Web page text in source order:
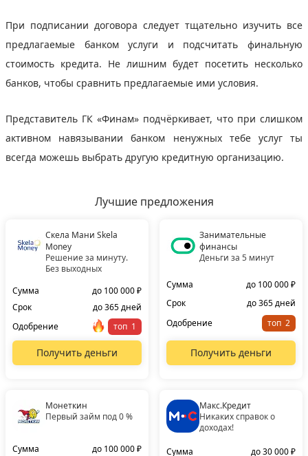
При подписании договора следует тщательно изучить все
предлагаемые банком услуги и подсчитать финальную
стоимость кредита. Не лишним будет посетить несколько
банков, чтобы сравнить предлагаемые ими условия.
Представитель ГК «Финам» подчёркивает, что при слишком
активном навязывании банком ненужных тебе услуг ты
всегда можешь выбрать другую кредитную организацию.
Лучшие предложения
Скела Мани Skela
Money
Решение за минуту.
Без выходных
Сумма
до 100 000 ₽
Срок
до 365 дней
Одобрение
топ
Получить деньги
Занимательные
финансы
Деньги за 5 минут
Сумма
до 100 000 ₽
Срок
до 365 дней
Одобрение
топ
Получить деньги
Монеткин
Первый займ под 0 %
Сумма до 100 000 ₽
Макс.Кредит
Никаких справок о
доходах!
Сумма до 30 000 ₽